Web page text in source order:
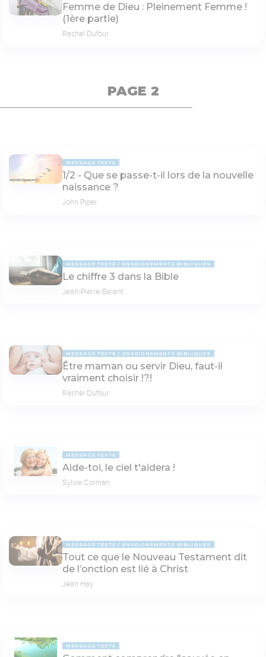
Femme de Dieu : Pleinement Femme !
(1ère partie)
Rachel Dufour
PAGE 2
MESSAGE TEXTE
1/2 - Que se passe-t-il lors de la nouvelle
naissance ?
John Piper
MESSAGE TEXTE ENSEIGNEMENTS BIBLIQUES
Le chiffre 3 dans la Bible
Jean-Pierre Galant
MESSAGE TEXTE ENSEIGNEMENTS BIBLIQUES
Être maman ou servir Dieu, faut-il
vraiment choisir !?!
Rachel Dufour
MESSAGE TEXTE
Aide-toi, le ciel t'aidera !
Sylvie Corman
MESSAGE TEXTE ENSEIGNEMENTS BIBLIQUES
Tout ce que le Nouveau Testament dit
de l’onction est lié à Christ
Jean Hay
MESSAGE TEXTE